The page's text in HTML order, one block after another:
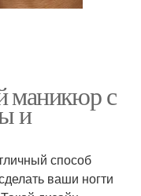
маникюр с
и
способ
ваши ногти